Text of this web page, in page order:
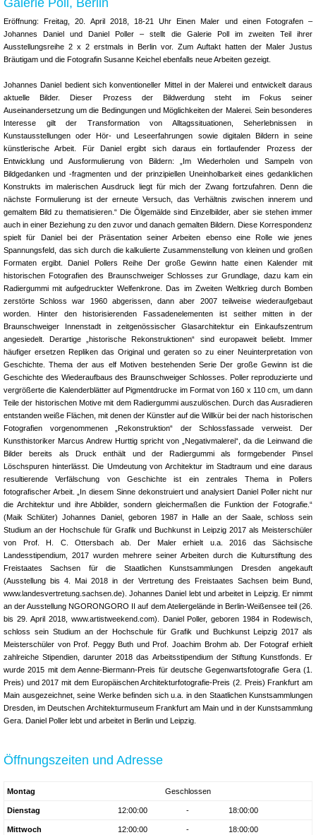
Eröffnung: Freitag, 20. April 2018, 18-21 Uhr Einen Maler und einen Fotografen –
Johannes Daniel und Daniel Poller – stellt die Galerie Poll im zweiten Teil ihrer
Ausstellungsreihe 2 x 2 erstmals in Berlin vor. Zum Auftakt hatten der Maler Justus
Bräutigam und die Fotografin Susanne Keichel ebenfalls neue Arbeiten gezeigt.
Johannes Daniel bedient sich konventioneller Mittel in der Malerei und entwickelt daraus
aktuelle Bilder. Dieser Prozess der Bildwerdung steht im Fokus seiner
Auseinandersetzung um die Bedingungen und Möglichkeiten der Malerei. Sein besonderes
Interesse gilt der Transformation von Alltagssituationen, Seherlebnissen in
Kunstausstellungen oder Hör- und Leseerfahrungen sowie digitalen Bildern in seine
künstlerische Arbeit. Für Daniel ergibt sich daraus ein fortlaufender Prozess der
Entwicklung und Ausformulierung von Bildern: „Im Wiederholen und Sampeln von
Bildgedanken und -fragmenten und der prinzipiellen Uneinholbarkeit eines gedanklichen
Konstrukts im malerischen Ausdruck liegt für mich der Zwang fortzufahren. Denn die
nächste Formulierung ist der erneute Versuch, das Verhältnis zwischen innerem und
gemaltem Bild zu thematisieren.“ Die Ölgemälde sind Einzelbilder, aber sie stehen immer
auch in einer Beziehung zu den zuvor und danach gemalten Bildern. Diese Korrespondenz
spielt für Daniel bei der Präsentation seiner Arbeiten ebenso eine Rolle wie jenes
Spannungsfeld, das sich durch die kalkulierte Zusammenstellung von kleinen und großen
Formaten ergibt. Daniel Pollers Reihe Der große Gewinn hatte einen Kalender mit
historischen Fotografien des Braunschweiger Schlosses zur Grundlage, dazu kam ein
Radiergummi mit aufgedruckter Welfen­krone. Das im Zweiten Weltkrieg durch Bomben
zerstörte Schloss war 1960 abgerissen, dann aber 2007 teilweise wiederaufgebaut
worden. Hinter den historisierenden Fassadenelementen ist seither mitten in der
Braunschweiger Innenstadt in zeitgenössischer Glasarchitektur ein Einkaufszentrum
angesiedelt. Derartige „historische Rekonstruktionen“ sind europaweit beliebt. Immer
häufiger ersetzen Repliken das Original und geraten so zu einer Neuinterpretation von
Geschichte. Thema der aus elf Motiven bestehenden Serie Der große Gewinn ist die
Geschichte des Wiederaufbaus des Braunschweiger Schlosses. Poller reproduzierte und
vergrößerte die Kalenderblätter auf Pigmentdrucke im Format von 160 x 110 cm, um dann
Teile der historischen Motive mit dem Radiergummi auszulöschen. Durch das Ausradieren
entstanden weiße Flächen, mit denen der Künstler auf die Willkür bei der nach historischen
Fotografien vorgenommenen „Rekonstruktion“ der Schlossfassade verweist. Der
Kunsthistoriker Marcus Andrew Hurttig spricht von „Negativmalerei“, da die Leinwand die
Bilder bereits als Druck enthält und der Radiergummi als formgebender Pinsel
Löschspuren hinterlässt. Die Umdeutung von Architektur im Stadtraum und eine daraus
resultierende Verfälschung von Geschichte ist ein zentrales Thema in Pollers
fotografischer Arbeit. „In diesem Sinne dekonstruiert und analysiert Daniel Poller nicht nur
die Architektur und ihre Abbilder, sondern gleichermaßen die Funktion der Fotografie.“
(Maik Schlüter) Johannes Daniel, geboren 1987 in Halle an der Saale, schloss sein
Studium an der Hochschule für Grafik und Buchkunst in Leipzig 2017 als Meisterschüler
von Prof. H. C. Ottersbach ab. Der Maler erhielt u.a. 2016 das Sächsische
Landesstipendium, 2017 wurden mehrere seiner Arbeiten durch die Kulturstiftung des
Freistaates Sachsen für die Staatlichen Kunstsammlungen Dresden angekauft
(Ausstellung bis 4. Mai 2018 in der Vertretung des Freistaates Sachsen beim Bund,
www.landesvertretung.sachsen.de). Johannes Daniel lebt und arbeitet in Leipzig. Er nimmt
an der Ausstellung NGORONGORO II auf dem Ateliergelände in Berlin-Weißensee teil (26.
bis 29. April 2018, www.artistweekend.com). Daniel Poller, geboren 1984 in Rodewisch,
schloss sein Studium an der Hochschule für Grafik und Buchkunst Leipzig 2017 als
Meisterschüler von Prof. Peggy Buth und Prof. Joachim Brohm ab. Der Fotograf erhielt
zahlreiche Stipendien, darunter 2018 das Arbeitsstipendium der Stiftung Kunstfonds. Er
wurde 2015 mit dem Aenne-Biermann-Preis für deutsche Gegenwartsfotografie Gera (1.
Preis) und 2017 mit dem Europäischen Architekturfotografie-Preis (2. Preis) Frankfurt am
Main ausgezeichnet, seine Werke befinden sich u.a. in den Staatlichen Kunstsammlungen
Dresden, im Deutschen Architekturmuseum Frankfurt am Main und in der Kunstsammlung
Gera. Daniel Poller lebt und arbeitet in Berlin und Leipzig.
Öffnungszeiten und Adresse
Montag Geschlossen
Dienstag 12:00:00 - 18:00:00
Mittwoch 12:00:00 - 18:00:00